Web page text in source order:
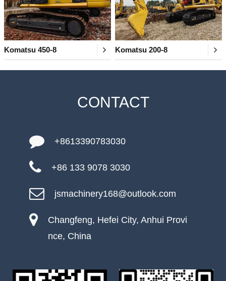
Komatsu 450-8 Komatsu 200-8
CONTACT
+8613390783030
+86 133 9078 3030
jsmachinery168@outlook.com
Changfeng, Hefei City, Anhui Provi
nce, China